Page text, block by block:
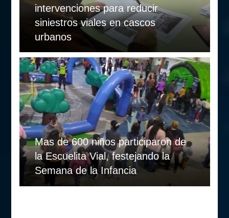
intervenciones para reducir
siniestros viales en cascos
urbanos
Mas de 600 niños participaron de
la Escuelita Vial, festejando la
Semana de la Infancia